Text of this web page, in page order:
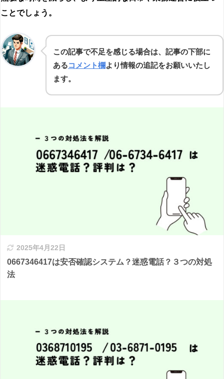
ことでしょう。
この記事で不足を感じる場合は、記事の下部に
あるコメント欄より情報の追記をお願いいたし
ます。
2025年4月22日
0667346417は安否確認システム？迷惑電話？３つの対処
法